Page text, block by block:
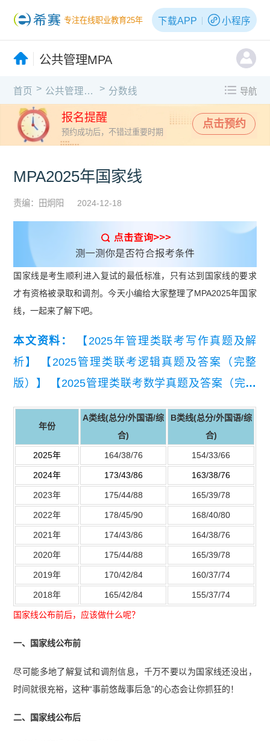
专注在线职业教育25年 下载APP 小程序
公共管理MPA
首页 > 公共管理MPA > 分数线 导航
报名提醒
预约成功后，不错过重要时期
点击预约
MPA2025年国家线
责编：田炯阳 2024-12-18
国家线是考生顺利进入复试的最低标准，只有达到国家线的要求
才有资格被录取和调剂。今天小编给大家整理了MPA2025年国家
线，一起来了解下吧。
本文资料：
【2025年管理类联考写作真题及解
析】
【2025管理类联考逻辑真题及答案（完整
版）】
【2025管理类联考数学真题及答案（完整
版）】
年份
A类线(总分/外国语/综
合)
B类线(总分/外国语/综
合)
2025年 164/38/76 154/33/66
2024年 173/43/86 163/38/76
2023年 175/44/88 165/39/78
2022年 178/45/90 168/40/80
2021年 174/43/86 164/38/76
2020年 175/44/88 165/39/78
2019年 170/42/84 160/37/74
2018年 165/42/84 155/37/74
国家线公布前后，应该做什么呢？
一、国家线公布前
尽可能多地了解复试和调剂信息，千万不要以为国家线还没出，
时间就很充裕，这种“事前悠哉事后急”的心态会让你抓狂的！
二、国家线公布后